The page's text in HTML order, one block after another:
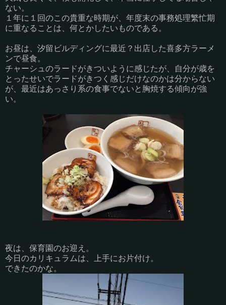
ない。
１年に１回のこの貴重な時期が、年度末の事務処理繁忙期
に重なることは、何とかしたいものである。
お昼は、汐留ビルディングに最近？出店した喜多方ラーメ
ンで昼食。
チャーシュのラードがきついように感じたが、自分が歳を
とったせいでラードがきつく感じだけなのかは分からない
が、最近はあっさり系の食事でないと胸焼する傾向が強
い。
夜は、保育園のお迎え。
今日のカリキュラムは、上手にお片付け。
できたのかな。